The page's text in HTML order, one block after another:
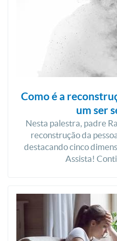
Como é a
um ser
Nesta palestra, padre
reconstrução da
destacando cinco
Assista!